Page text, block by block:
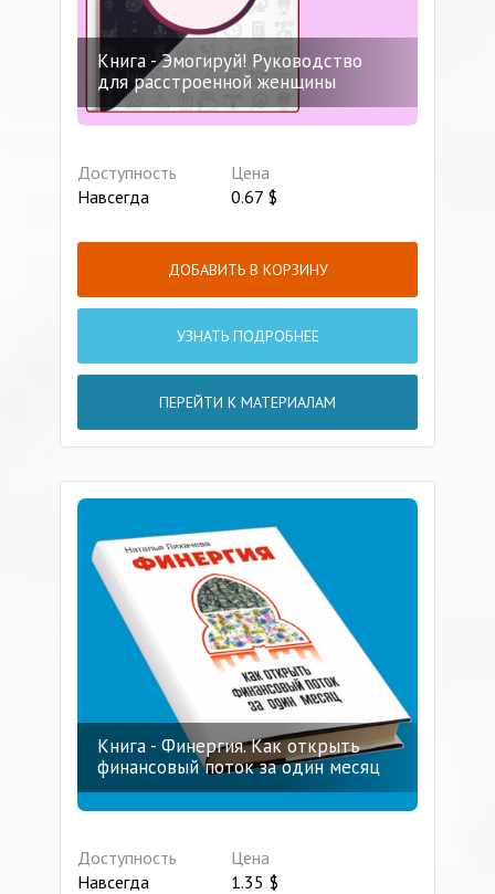
Книга - Эмогируй! Руководство
для расстроенной женщины
Доступность
Навсегда
Цена
0.67 $
ДОБАВИТЬ В КОРЗИНУ
УЗНАТЬ ПОДРОБНЕЕ
ПЕРЕЙТИ К МАТЕРИАЛАМ
Книга - Финергия. Как открыть
финансовый поток за один месяц
Доступность
Навсегда
Цена
1.35 $